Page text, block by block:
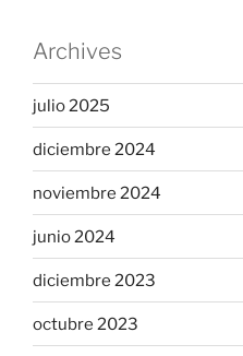
Archives
julio 2025
diciembre 2024
noviembre 2024
junio 2024
diciembre 2023
octubre 2023